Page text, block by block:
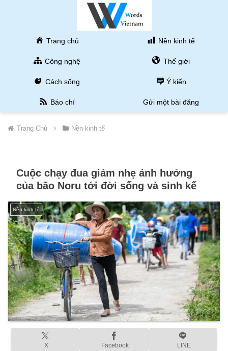
Trang chủ Nền kinh tế
Công nghệ Thế giới
Cách sống Ý kiến
Báo chí Gửi một bài đăng
Trang Chủ Nền kinh tế
Cuộc chạy đua giảm nhẹ ảnh hưởng
của bão Noru tới đời sống và sinh kế
Nền kinh tế
X Facebook LINE